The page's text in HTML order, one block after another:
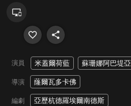
演員 米蓋爾荷藍 蘇珊娜阿巴堤亞
導演 蕯爾瓦多卡佛
編劇 亞歷杭德羅埃爾南德斯